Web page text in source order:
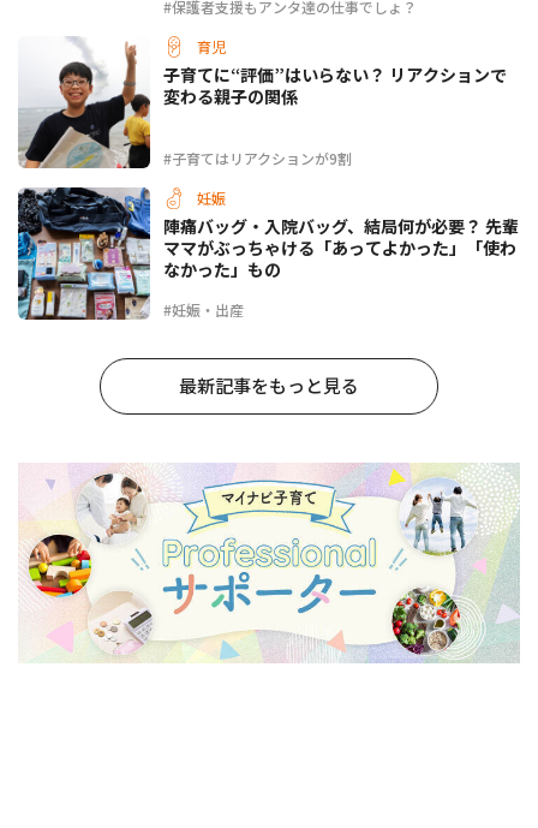
#保護者支援もアンタ達の仕事でしょ？
育児
#子育てはリアクションが9割
子育てに“評価”はいらない？ リアクションで
変わる親子の関係
妊娠
#妊娠・出産
陣痛バッグ・入院バッグ、結局何が必要？ 先輩
ママがぶっちゃける「あってよかった」「使わ
なかった」もの
最新記事をもっと見る